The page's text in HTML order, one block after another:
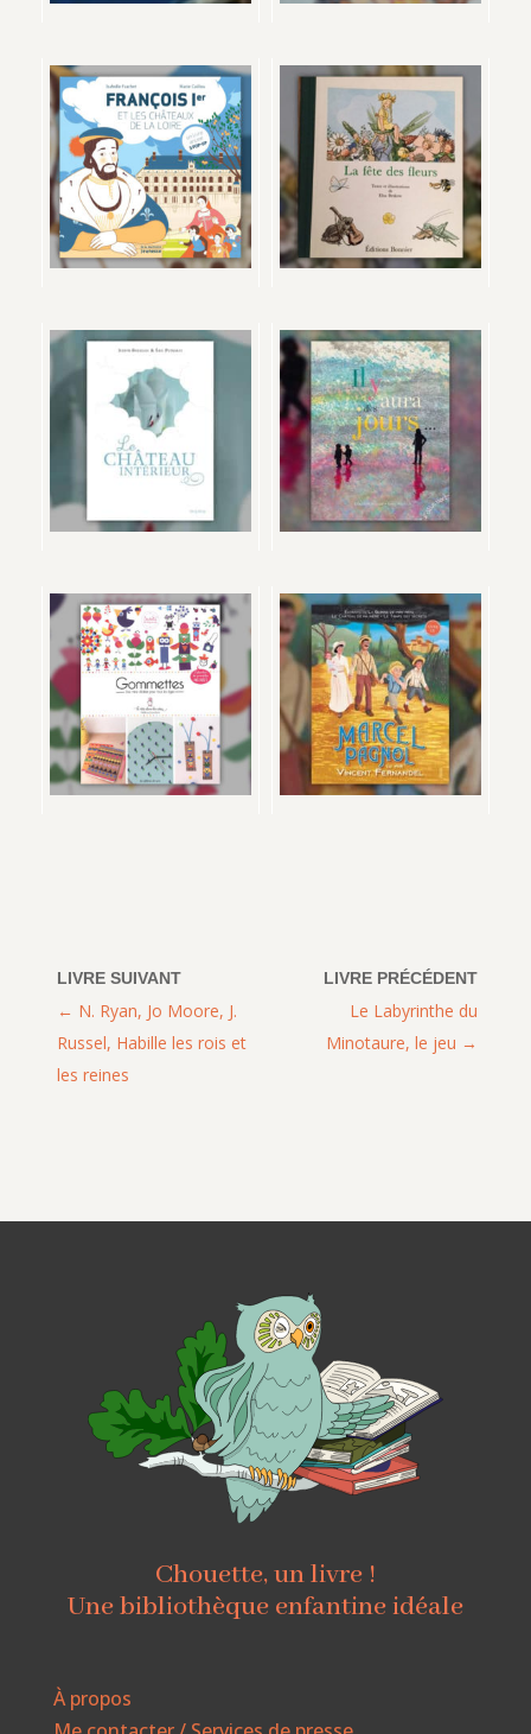
Le Labyrinthe du
Minotaure, le jeu
N. Ryan, Jo Moore, J.
Russel, Habille les rois et
les reines
Chouette, un livre !
Une bibliothèque enfantine idéale
À propos